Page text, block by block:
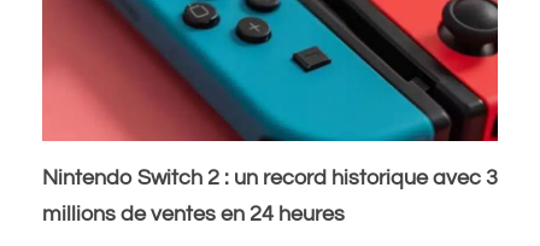
Nintendo Switch 2 : un record historique avec 3
millions de ventes en 24 heures